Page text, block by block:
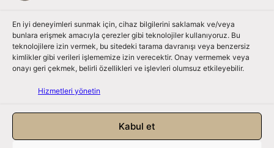
En iyi deneyimleri sunmak için, cihaz bilgilerini saklamak ve/veya
bunlara erişmek amacıyla çerezler gibi teknolojiler kullanıyoruz. Bu
teknolojilere izin vermek, bu sitedeki tarama davranışı veya benzersiz
kimlikler gibi verileri işlememize izin verecektir. Onay vermemek veya
onayı geri çekmek, belirli özellikleri ve işlevleri olumsuz etkileyebilir.
Hizmetleri yönetin
Kabul et
Bizi Takip Edin